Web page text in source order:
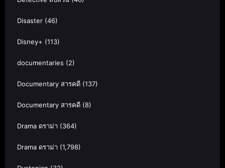
Disaster (46)
Disney+ (113)
documentaries (2)
Documentary สารคดี (137)
Documentary สารคดี (8)
Drama ดราม่า (364)
Drama ดราม่า (1,798)